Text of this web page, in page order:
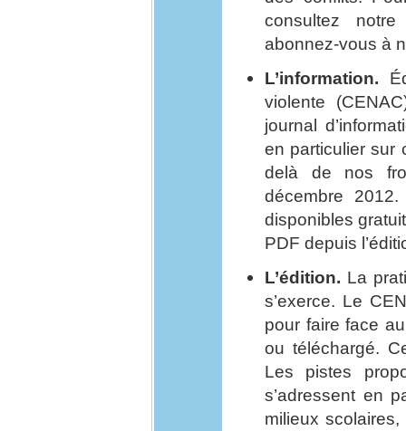
consultez
abonnez-vous à
L’information.
violente
journal
en particulier sur
delà de nos
décembre
disponibles
PDF depuis
L’édition. La
s’exerce. Le
pour faire face
ou téléchargé.
Les pistes
s’adressent en
milieux